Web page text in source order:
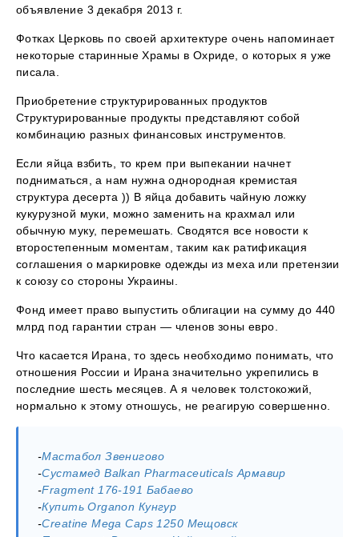
объявление 3 декабря 2013 г.
Фотках Церковь по своей архитектуре очень напоминает
некоторые старинные Храмы в Охриде, о которых я уже
писала.
Приобретение структурированных продуктов
Структурированные продукты представляют собой
комбинацию разных финансовых инструментов.
Если яйца взбить, то крем при выпекании начнет
подниматься, а нам нужна однородная кремистая
структура десерта )) В яйца добавить чайную ложку
кукурузной муки, можно заменить на крахмал или
обычную муку, перемешать. Сводятся все новости к
второстепенным моментам, таким как ратификация
соглашения о маркировке одежды из меха или претензии
к союзу со стороны Украины.
Фонд имеет право выпустить облигации на сумму до 440
млрд под гарантии стран — членов зоны евро.
Что касается Ирана, то здесь необходимо понимать, что
отношения России и Ирана значительно укрепились в
последние шесть месяцев. А я человек толстокожий,
нормально к этому отношусь, не реагирую совершенно.
-Мастабол Звенигово
-Сустамед Balkan Pharmaceuticals Армавир
-Fragment 176-191 Бабаево
-Купить Organon Кунгур
-Creatine Mega Caps 1250 Мещовск